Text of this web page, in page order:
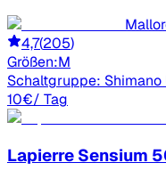
4,7(205)
Größen:M
Schaltgruppe:
10€/ Tag
Lapierre Sensium